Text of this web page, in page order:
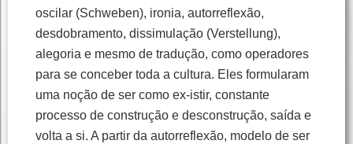
oscilar (Schweben), ironia, autorreflexão,
desdobramento, dissimulação (Verstellung),
alegoria e mesmo de tradução, como operadores
para se conceber toda a cultura. Eles formularam
uma noção de ser como ex-istir, constante
processo de construção e desconstrução, saída e
volta a si. A partir da autorreflexão, modelo de ser